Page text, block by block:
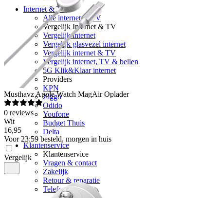
Internet & TV
Alle internet & TV
Vergelijk Internet & TV
Vergelijk internet
Vergelijk glasvezel internet
Vergelijk internet & TV
Vergelijk internet, TV & bellen
5G Klik&Klaar internet
Providers
KPN
Ziggo
Odido
Youfone
Budget Thuis
Delta
Klantenservice
Klantenservice
Vragen & contact
Zakelijk
Retour & reparatie
Telefoon inruilen
MusthavzApple Watch MagAir Oplader
0 reviews
Wit
16,95
Voor 23:59 besteld, morgen in huis
Vergelijk